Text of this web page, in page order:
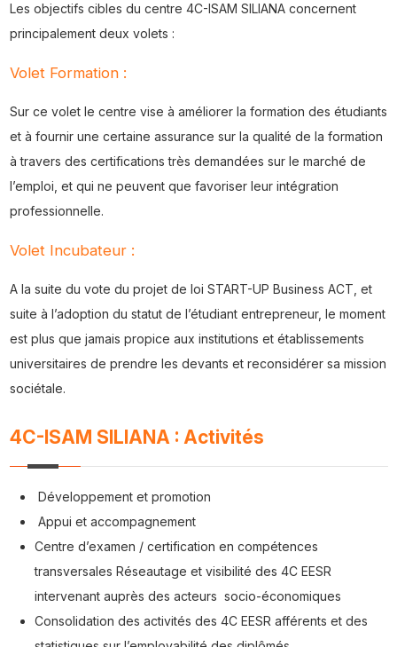
Les objectifs cibles du centre 4C-ISAM SILIANA concernent
principalement deux volets :
Volet Formation :
Sur ce volet le centre vise à améliorer la formation des étudiants
et à fournir une certaine assurance sur la qualité de la formation
à travers des certifications très demandées sur le marché de
l’emploi, et qui ne peuvent que favoriser leur intégration
professionnelle.
Volet Incubateur :
A la suite du vote du projet de loi START-UP Business ACT, et
suite à l’adoption du statut de l’étudiant entrepreneur, le moment
est plus que jamais propice aux institutions et établissements
universitaires de prendre les devants et reconsidérer sa mission
sociétale.
4C-ISAM SILIANA : Activités
Développement et promotion
Appui et accompagnement
Centre d’examen / certification en compétences
transversales Réseautage et visibilité des 4C EESR
intervenant auprès des acteurs socio-économiques
Consolidation des activités des 4C EESR afférents et des